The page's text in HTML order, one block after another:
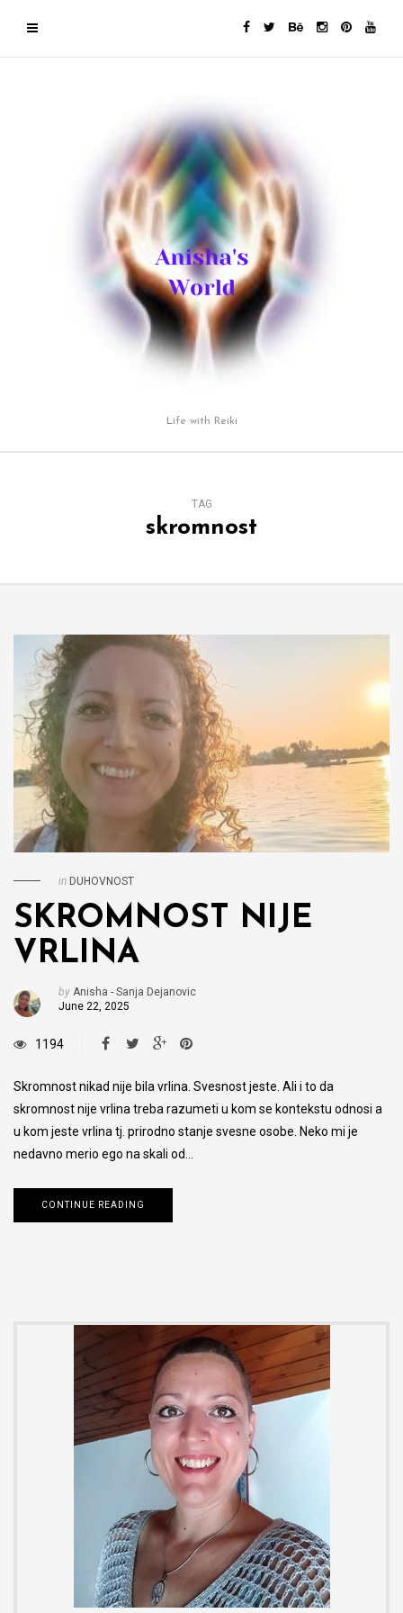
Life with Reiki
TAG
skromnost
in DUHOVNOST
SKROMNOST NIJE
VRLINA
by Anisha - Sanja Dejanovic
June 22, 2025
1194
Skromnost nikad nije bila vrlina. Svesnost jeste. Ali i to da
skromnost nije vrlina treba razumeti u kom se kontekstu odnosi a
u kom jeste vrlina tj. prirodno stanje svesne osobe. Neko mi je
nedavno merio ego na skali od…
CONTINUE READING